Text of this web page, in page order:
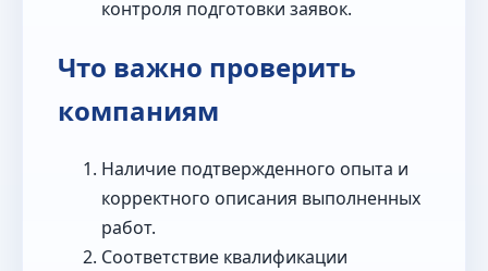
контроля подготовки заявок.
Что важно проверить
компаниям
Наличие подтвержденного опыта и
корректного описания выполненных
работ.
Соответствие квалификации